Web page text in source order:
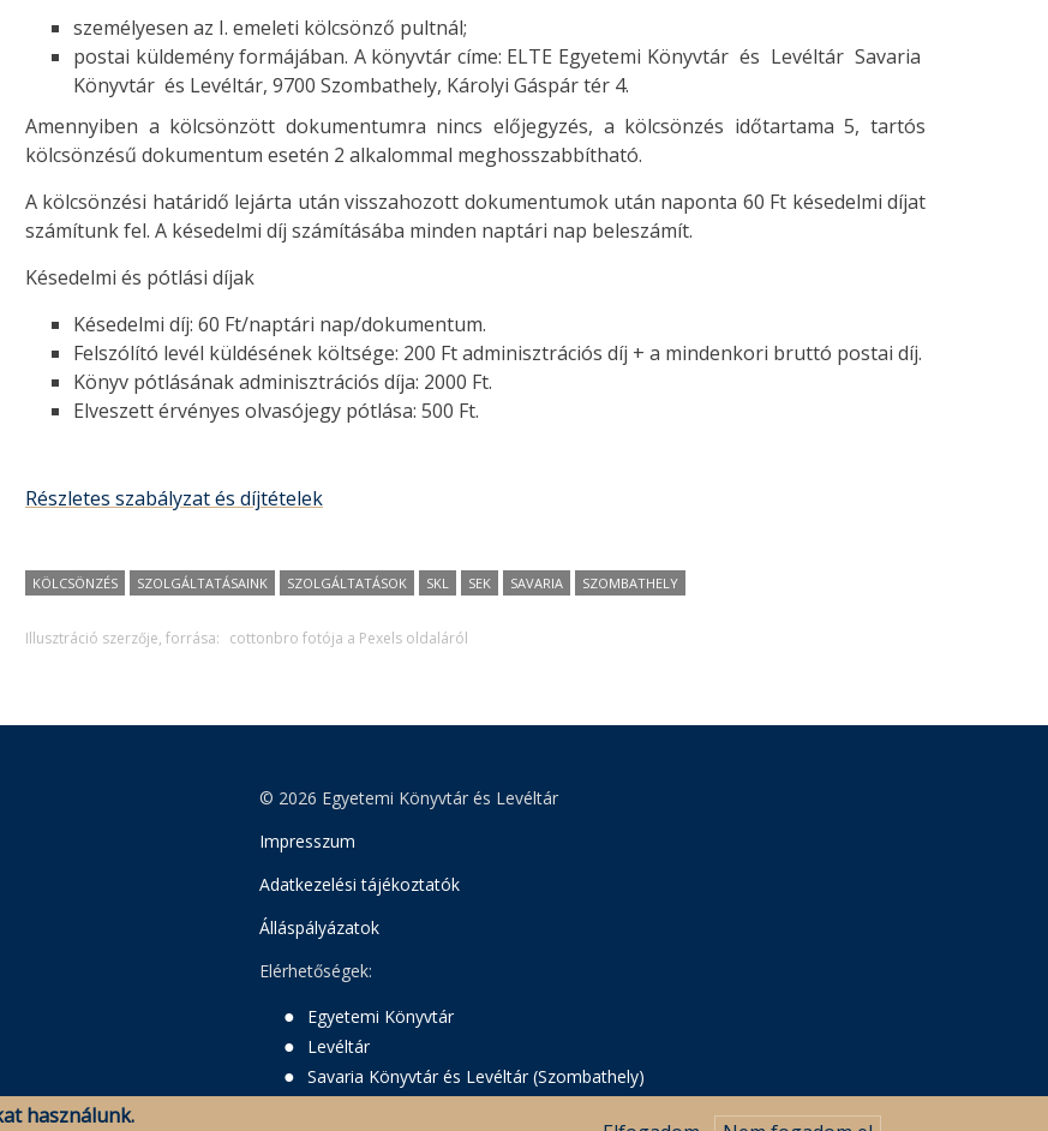
személyesen az I. emeleti kölcsönző pultnál;
postai küldemény formájában. A könyvtár címe: ELTE Egyetemi Könyvtár és Levéltár Savaria
Könyvtár és Levéltár, 9700 Szombathely, Károlyi Gáspár tér 4.
Amennyiben a kölcsönzött dokumentumra nincs előjegyzés, a kölcsönzés időtartama 5, tartós
kölcsönzésű dokumentum esetén 2 alkalommal meghosszabbítható.
A kölcsönzési határidő lejárta után visszahozott dokumentumok után naponta 60 Ft késedelmi díjat
számítunk fel. A késedelmi díj számításába minden naptári nap beleszámít.
Késedelmi és pótlási díjak
Késedelmi díj: 60 Ft/naptári nap/dokumentum.
Felszólító levél küldésének költsége: 200 Ft adminisztrációs díj + a mindenkori bruttó postai díj.
Könyv pótlásának adminisztrációs díja: 2000 Ft.
Elveszett érvényes olvasójegy pótlása: 500 Ft.
Részletes szabályzat és díjtételek
KÖLCSÖNZÉS SZOLGÁLTATÁSAINK SZOLGÁLTATÁSOK SKL SEK SAVARIA SZOMBATHELY
Illusztráció szerzője, forrása: cottonbro fotója a Pexels oldaláról
© 2026 Egyetemi Könyvtár és Levéltár
Impresszum
Adatkezelési tájékoztatók
Álláspályázatok
Elérhetőségek:
Egyetemi Könyvtár
Levéltár
Savaria Könyvtár és Levéltár (Szombathely)
használunk.